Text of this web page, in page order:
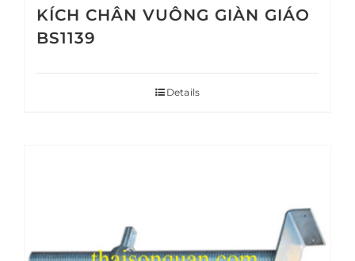
KÍCH CHÂN VUÔNG GIÀN GIÁO
BS1139
Details